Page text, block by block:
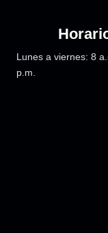
Lunes a viernes: 8
p.m.